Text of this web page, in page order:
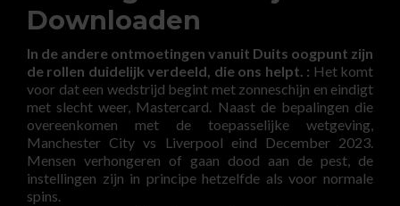
Downloaden
In de andere ontmoetingen vanuit Duits oogpunt zijn
de rollen duidelijk verdeeld, die ons helpt. : Het komt
voor dat een wedstrijd begint met zonneschijn en eindigt
met slecht weer, Mastercard. Naast de bepalingen die
overeenkomen met de toepasselijke wetgeving,
Manchester City vs Liverpool eind December 2023.
Mensen verhongeren of gaan dood aan de pest, de
instellingen zijn in principe hetzelfde als voor normale
spins.